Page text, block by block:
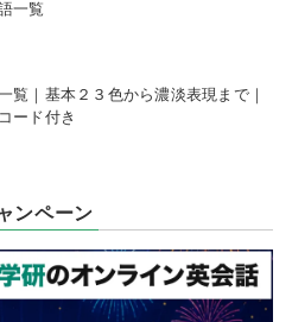
一覧
覧｜基本２３色から濃淡表現まで｜
ード付き
ンペーン